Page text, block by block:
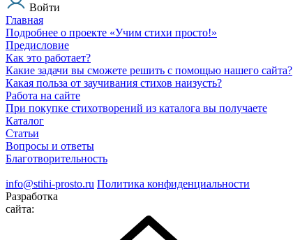
Войти
Главная
Подробнее о проекте «Учим стихи просто!»
Предисловие
Как это работает?
Какие задачи вы сможете решить с помощью нашего сайта?
Какая польза от заучивания стихов наизусть?
Работа на сайте
При покупке стихотворений из каталога вы получаете
Каталог
Статьи
Вопросы и ответы
Благотворительность
info@stihi-prosto.ru Политика конфиденциальности
Разработка
сайта: